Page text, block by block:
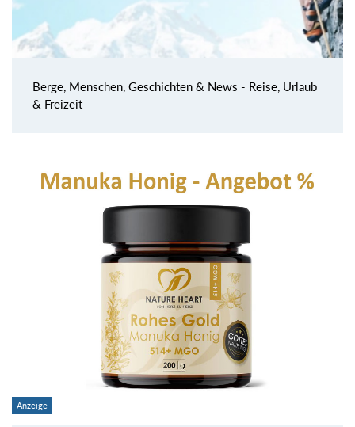
Berge, Menschen, Geschichten & News - Reise, Urlaub
& Freizeit